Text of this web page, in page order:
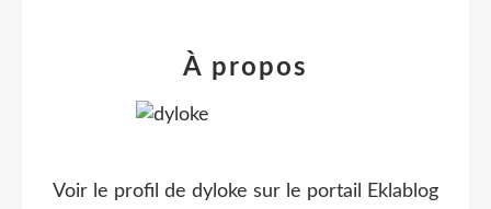
À propos
Voir le profil de dyloke sur le portail Eklablog